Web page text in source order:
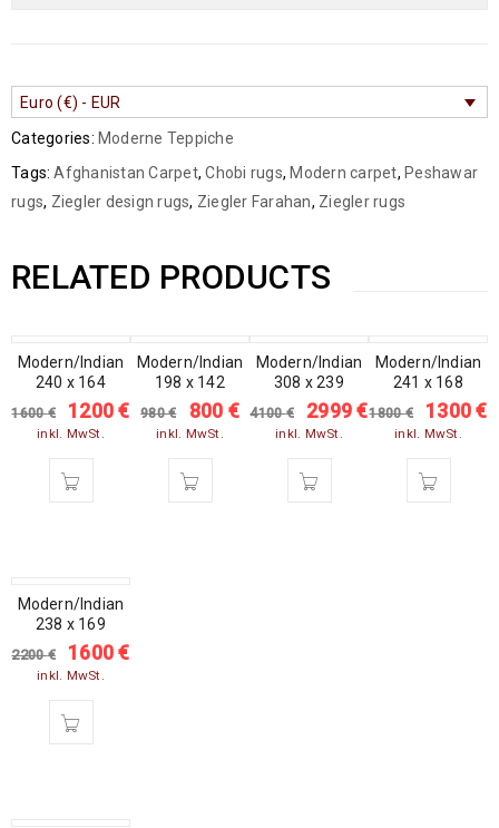
Euro (€) - EUR
Categories: Moderne Teppiche
Tags: Afghanistan Carpet,Chobi rugs, Modern carpet, Peshawar
rugs, Ziegler design rugs, Ziegler Farahan, Ziegler rugs
RELATED PRODUCTS
SALE
Modern/Indian
240 x 164
1600€ 1200€
inkl. MwSt.
SALE
Modern/Indian
198 x 142
980€ 800 €
inkl. MwSt.
SALE
Modern/Indian
308 x 239
4100€ 2999€
inkl. MwSt.
SALE
Modern/Indian
241 x 168
1800€ 1300€
inkl. MwSt.
SALE
Modern/Indian
238 x 169
2200€ 1600€
inkl. MwSt.